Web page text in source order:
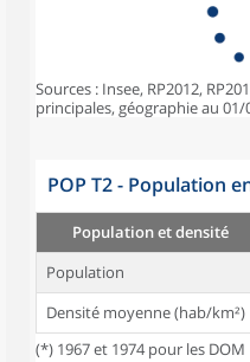
Sources : Insee, RP2012,
principales, géographie au 01/
POP T2 - Population
Population et densité
Population
Densité moyenne (hab/km²)
(*) 1967 et 1974 pour les DOM